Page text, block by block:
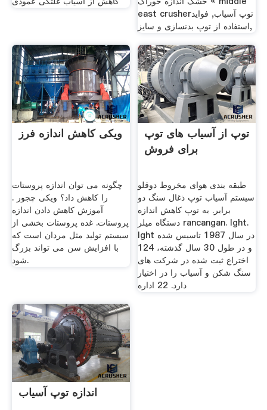
east crusherتوپ آسیاب, فواید
استفاده از توپ بدنسازی و سایز,
ویکی کاهش اندازه فرز
چگونه می توان اندازه پروستات
را کاهش داد؟ ویکی چجور .
آموزش کاهش دادن اندازه
پروستات. غده پروستات بخشی از
سیستم تولید مثل مردان است که
با افزایش سن می تواند بزرگ
شود.
توپ از آسیاب های توپ
برای فروش
طبقه بندی هوای مخروط دوقلو
سیستم آسیاب توپ ذغال سنگ دو
برابر. به توپ کاهش اندازه
دستگاه میلر rancangan. lght.
lght در سال 1987 تاسیس شده
و در طول 30 سال گذشته، 124
اختراع ثبت شده در شركت های
سنگ شكن و آسیاب را در اختیار
دارد. 22 اداره
اندازه توپ آسیاب